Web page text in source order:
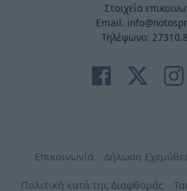
Στοιχεία
Email.
Τηλέφωνο:
Επικοινωνία Δήλωση
Πολιτική κατά της Διαφθοράς